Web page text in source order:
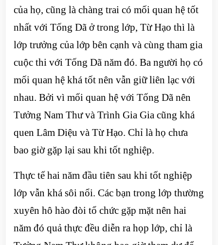
của họ, cũng là chàng trai có mối quan hệ tốt
nhất với Tống Dã ở trong lớp, Từ Hạo thì là
lớp trưởng của lớp bên cạnh và cùng tham gia
cuộc thi với Tống Dã năm đó. Ba người họ có
mối quan hệ khá tốt nên vẫn giữ liên lạc với
nhau. Bởi vì mối quan hệ với Tống Dã nên
Tưởng Nam Thư và Trình Gia Gia cũng khá
quen Lâm Diệu và Từ Hạo. Chỉ là họ chưa
bao giờ gặp lại sau khi tốt nghiệp.
Thực tế hai năm đầu tiên sau khi tốt nghiệp
lớp vẫn khá sôi nổi. Các bạn trong lớp thường
xuyên hô hào đòi tổ chức gặp mặt nên hai
năm đó quả thực đều diễn ra họp lớp, chỉ là